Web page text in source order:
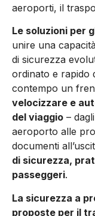
aeroporti, il
Le soluzioni per
unire una
di sicurezza
ordinato e rapido
contempo un
velocizzare e
del viaggio –
aeroporto alle
documenti
di sicurezza,
passeggeri.
La sicurezza a
proposte per il